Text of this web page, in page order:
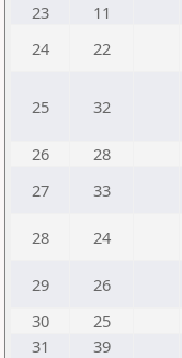
23
11
24
22
25 32
26 28
27
33
28 24
29 26
30
25
31
39